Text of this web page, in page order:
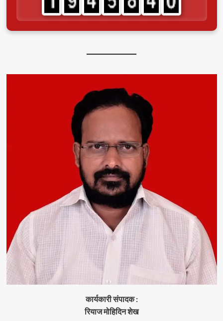
कार्यकारी संपादक :
रियाज मोहिदिन शेख